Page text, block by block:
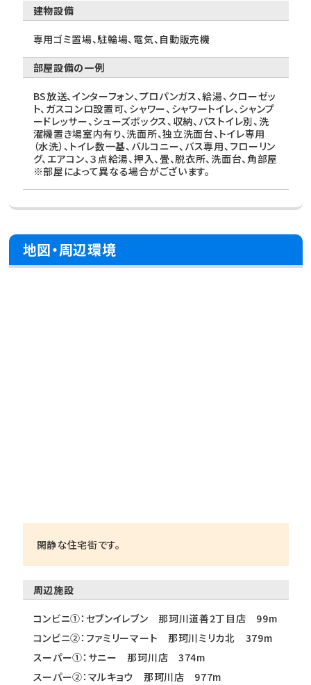
建物設備
専用ゴミ置場、駐輪場、電気、自動販売機
部屋設備の一例
BS放送、インターフォン、プロパンガス、給湯、クローゼッ
ト、ガスコンロ設置可、シャワー、シャワートイレ、シャンプ
ードレッサー、シューズボックス、収納、バストイレ別、洗
濯機置き場室内有り、洗面所、独立洗面台、トイレ専用
（水洗）、トイレ数一基、バルコニー、バス専用、フローリン
グ、エアコン、３点給湯、押入、畳、脱衣所、洗面台、角部屋
※部屋によって異なる場合がございます。
地図・周辺環境
閑静な住宅街です。
周辺施設
コンビニ①：セブンイレブン 那珂川道善2丁目店 99m
コンビニ②：ファミリーマート 那珂川ミリカ北 379m
スーパー①：サニー 那珂川店 374m
スーパー②：マルキョウ 那珂川店 977m